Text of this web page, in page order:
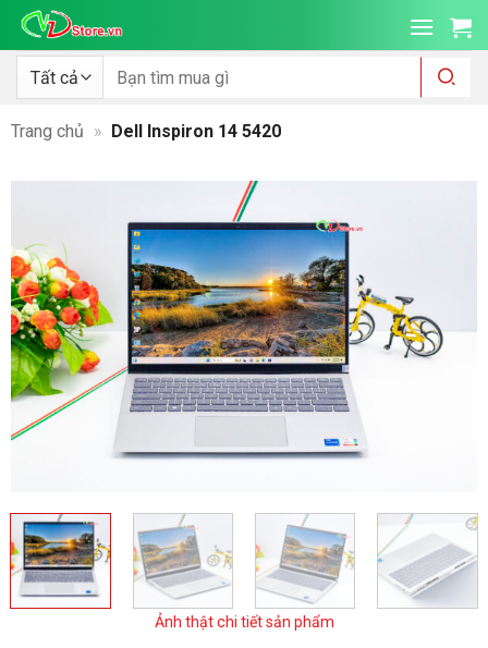
qua
dung
Tìm
kiếm:
Trang chủ » Dell Inspiron 14 5420
Ảnh thật chi tiết sản phẩm